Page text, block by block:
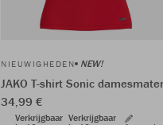
NIEUWIGHEDEN NEW!
JAKO T-shirt Sonic
34,99 €
Verkrijgbaar Verkrijgbaar